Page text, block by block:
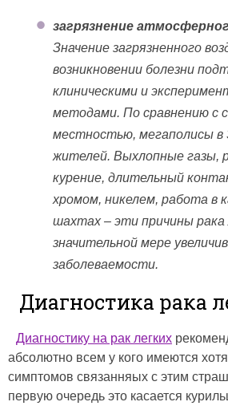
загрязнение
Значение загрязненного
возникновении болезни
клиническими и
методами. По сравнению с
местностью, мегаполисы в
жителей. Выхлопные газы,
курение, длительный
хромом, никелем, работа в
шахтах – эти причины рака
значительной мере
заболеваемости.
Диагностика рака
Диагностику на рак легких
абсолютно всем у кого имеются
симптомов связанняых с этим
первую очередь это касается